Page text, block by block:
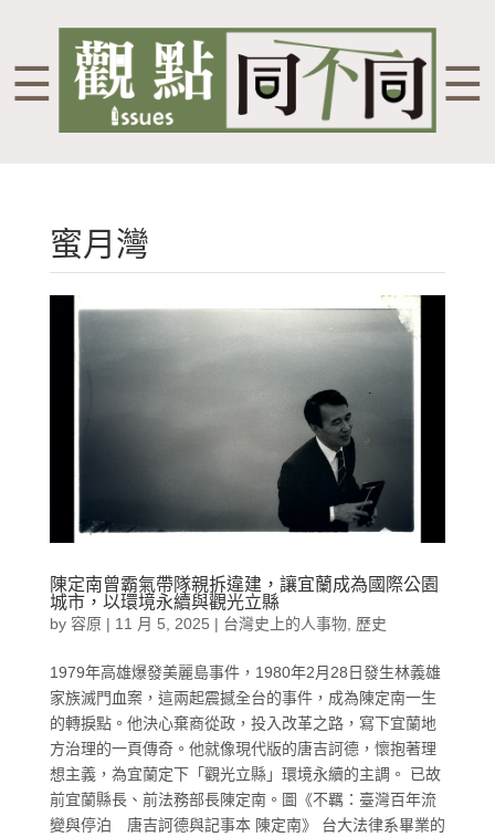
☰ ☰
蜜月灣
陳定南曾霸氣帶隊親拆違建，讓宜蘭成為國際公園
城市，以環境永續與觀光立縣
by 容原| 11 月 5, 2025 | 台灣史上的人事物, 歷史
1979年高雄爆發美麗島事件，1980年2月28日發生林義雄
家族滅門血案，這兩起震撼全台的事件，成為陳定南一生
的轉捩點。他決心棄商從政，投入改革之路，寫下宜蘭地
方治理的一頁傳奇。他就像現代版的唐吉訶德，懷抱著理
想主義，為宜蘭定下「觀光立縣」環境永續的主調。 已故
前宜蘭縣長、前法務部長陳定南。圖《不羈：臺灣百年流
變與停泊 唐吉訶德與記事本 陳定南》 台大法律系畢業的